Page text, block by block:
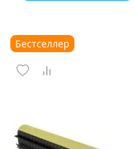
Бестселлер